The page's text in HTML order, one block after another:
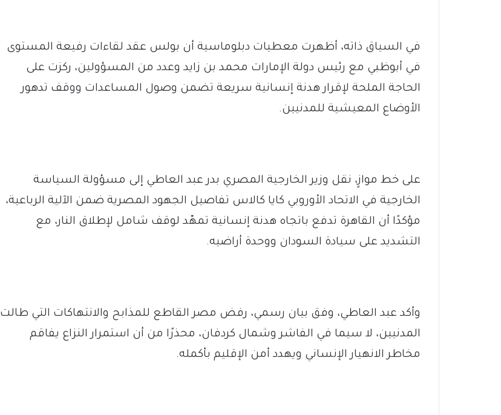
في السياق ذاته، أظهرت معطيات دبلوماسية أن بولس عقد لقاءات رفيعة المستوى
في أبوظبي مع رئيس دولة الإمارات محمد بن زايد وعدد من المسؤولين، ركزت على
الحاجة الملحة لإقرار هدنة إنسانية سريعة تضمن وصول المساعدات ووقف تدهور
الأوضاع المعيشية للمدنيين.
على خط موازٍ، نقل وزير الخارجية المصري بدر عبد العاطي إلى مسؤولة السياسة
الخارجية في الاتحاد الأوروبي كايا كالاس تفاصيل الجهود المصرية ضمن الآلية الرباعية،
مؤكدًا أن القاهرة تدفع باتجاه هدنة إنسانية تمهّد لوقف شامل لإطلاق النار، مع
التشديد على سيادة السودان ووحدة أراضيه.
وأكد عبد العاطي، وفق بيان رسمي، رفض مصر القاطع للمذابح والانتهاكات التي طالت
المدنيين، لا سيما في الفاشر وشمال كردفان، محذرًا من أن استمرار النزاع يفاقم
مخاطر الانهيار الإنساني ويهدد أمن الإقليم بأكمله.